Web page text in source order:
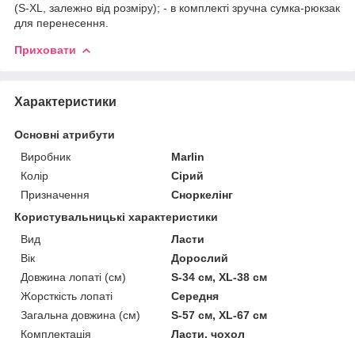
(S-XL, залежно від розміру); - в комплекті зручна сумка-рюкзак
для перенесення.
Приховати
Характеристики
Основні атрибути
Виробник
Marlin
Колір
Сірий
Призначення
Сноркелінг
Користувальницькі характеристики
Вид
Ласти
Вік
Дорослий
Довжина лопаті (см)
S-34 см, XL-38 см
Жорсткість лопаті
Середня
Загальна довжина (см)
S-57 см, XL-67 см
Комплектація
Ласти. чохол